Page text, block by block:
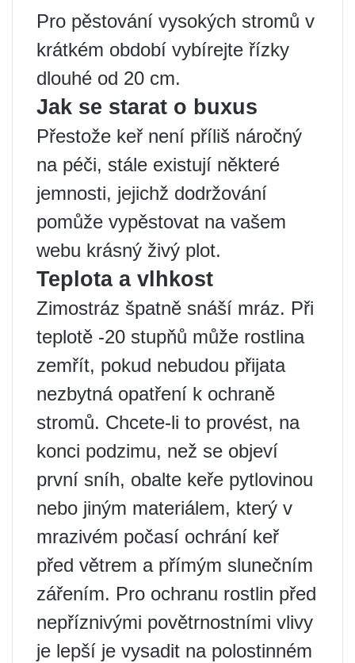
Pro pěstování vysokých stromů v
krátkém období vybírejte řízky
dlouhé od 20 cm.
Jak se starat o buxus
Přestože keř není příliš náročný
na péči, stále existují některé
jemnosti, jejichž dodržování
pomůže vypěstovat na vašem
webu krásný živý plot.
Teplota a vlhkost
Zimostráz špatně snáší mráz. Při
teplotě -20 stupňů může rostlina
zemřít, pokud nebudou přijata
nezbytná opatření k ochraně
stromů. Chcete-li to provést, na
konci podzimu, než se objeví
první sníh, obalte keře pytlovinou
nebo jiným materiálem, který v
mrazivém počasí ochrání keř
před větrem a přímým slunečním
zářením. Pro ochranu rostlin před
nepříznivými povětrnostními vlivy
je lepší je vysadit na polostinném